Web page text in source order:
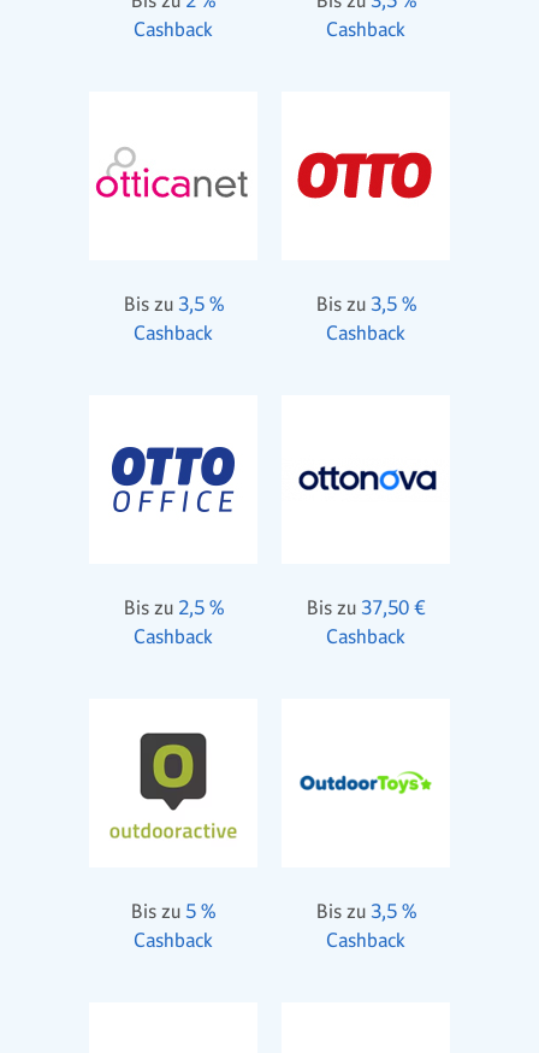
Cashback
Cashback
Bis zu 3,5 %
Cashback
Bis zu 3,5 %
Cashback
Bis zu 2,5 %
Cashback
Bis zu 37,50 €
Cashback
Bis zu 5 %
Cashback
Bis zu 3,5 %
Cashback